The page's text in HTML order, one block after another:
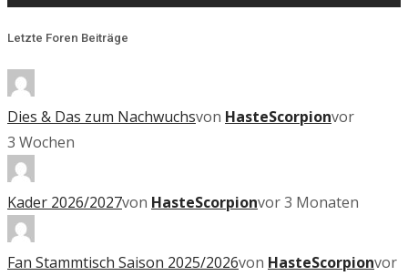
Letzte Foren Beiträge
Dies & Das zum Nachwuchsvon HasteScorpionvor
3 Wochen
Kader 2026/2027von HasteScorpionvor 3 Monaten
Fan Stammtisch Saison 2025/2026von HasteScorpionvor